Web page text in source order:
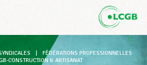
DE
FÉDÉRATIONS PROFESSIONNELLES
CONSTRUCTION & ARTISANAT
2